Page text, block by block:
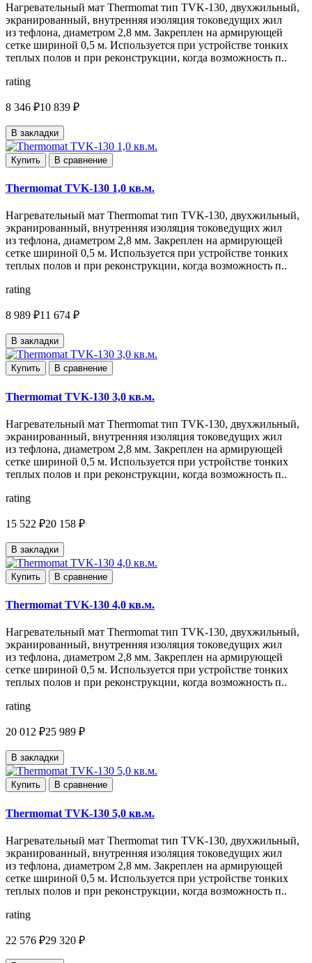
Нагревательный мат Thermomat тип TVK-130, двухжильный,
экранированный, внутренняя изоляция токоведущих жил
из тефлона, диаметром 2,8 мм. Закреплен на армирующей
сетке шириной 0,5 м. Используется при устройстве тонких
теплых полов и при реконструкции, когда возможность п..
rating
8 346 ₽10 839 ₽
В закладки
Купить В сравнение
Thermomat TVK-130 1,0 кв.м.
Нагревательный мат Thermomat тип TVK-130, двухжильный,
экранированный, внутренняя изоляция токоведущих жил
из тефлона, диаметром 2,8 мм. Закреплен на армирующей
сетке шириной 0,5 м. Используется при устройстве тонких
теплых полов и при реконструкции, когда возможность п..
rating
8 989 ₽11 674 ₽
В закладки
Купить В сравнение
Thermomat TVK-130 3,0 кв.м.
Нагревательный мат Thermomat тип TVK-130, двухжильный,
экранированный, внутренняя изоляция токоведущих жил
из тефлона, диаметром 2,8 мм. Закреплен на армирующей
сетке шириной 0,5 м. Используется при устройстве тонких
теплых полов и при реконструкции, когда возможность п..
rating
15 522 ₽20 158 ₽
В закладки
Купить В сравнение
Thermomat TVK-130 4,0 кв.м.
Нагревательный мат Thermomat тип TVK-130, двухжильный,
экранированный, внутренняя изоляция токоведущих жил
из тефлона, диаметром 2,8 мм. Закреплен на армирующей
сетке шириной 0,5 м. Используется при устройстве тонких
теплых полов и при реконструкции, когда возможность п..
rating
20 012 ₽25 989 ₽
В закладки
Купить В сравнение
Thermomat TVK-130 5,0 кв.м.
Нагревательный мат Thermomat тип TVK-130, двухжильный,
экранированный, внутренняя изоляция токоведущих жил
из тефлона, диаметром 2,8 мм. Закреплен на армирующей
сетке шириной 0,5 м. Используется при устройстве тонких
теплых полов и при реконструкции, когда возможность п..
rating
22 576 ₽29 320 ₽